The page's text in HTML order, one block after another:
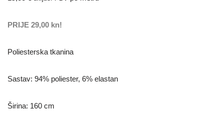
PRIJE 29,00 kn!
Poliesterska tkanina
Sastav: 94% poliester, 6% elastan
Širina: 160 cm